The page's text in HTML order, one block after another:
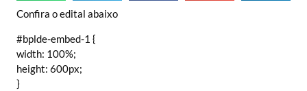
Confira o edital abaixo
#bplde-embed-1 {
width: 100%;
height: 600px;
}